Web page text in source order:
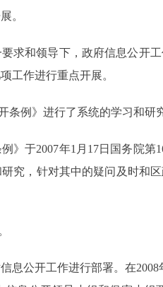
。
求和领导下，政府信息公开
工作进行重点开展。
条例》进行了系统的学习和研
》于2007年1月17日国务院
究，针对其中的疑问及时和
息公开工作进行部署。在